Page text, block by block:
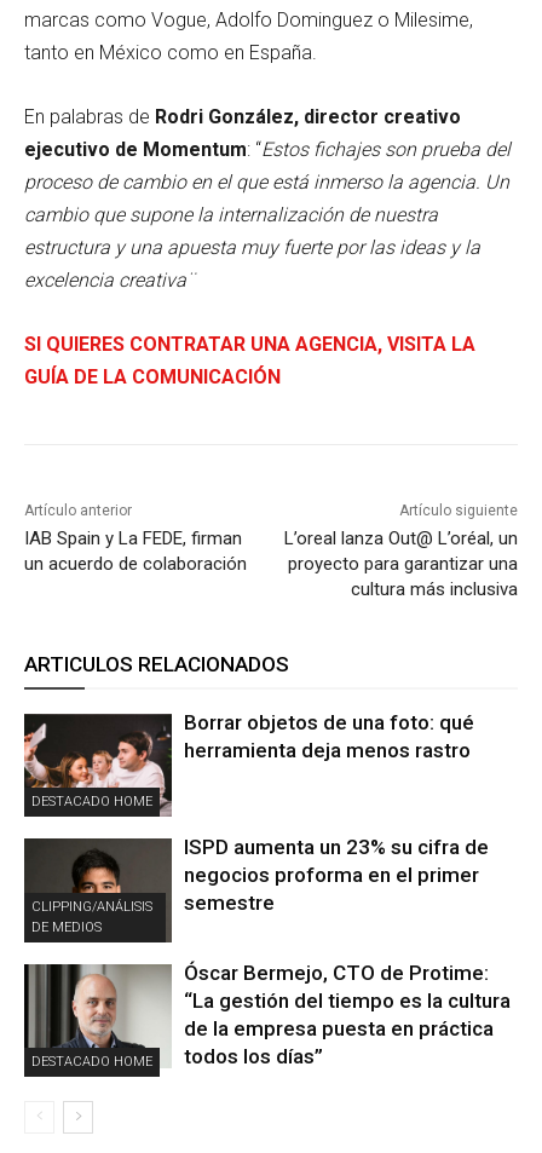
marcas como Vogue, Adolfo Dominguez o Milesime,
tanto en México como en España.
En palabras de Rodri González, director creativo
ejecutivo de Momentum: “Estos fichajes son prueba del
proceso de cambio en el que está inmerso la agencia. Un
cambio que supone la internalización de nuestra
estructura y una apuesta muy fuerte por las ideas y la
excelencia creativa¨
SI QUIERES CONTRATAR UNA AGENCIA, VISITA LA
GUÍA DE LA COMUNICACIÓN
Artículo anterior
IAB Spain y La FEDE, firman
un acuerdo de colaboración
Artículo siguiente
L’oreal lanza Out@ L’oréal, un
proyecto para garantizar una
cultura más inclusiva
ARTICULOS RELACIONADOS
DESTACADO HOME
Borrar objetos de una foto: qué
herramienta deja menos rastro
CLIPPING/ANÁLISIS
DE MEDIOS
ISPD aumenta un 23% su cifra de
negocios proforma en el primer
semestre
DESTACADO HOME
Óscar Bermejo, CTO de Protime:
“La gestión del tiempo es la cultura
de la empresa puesta en práctica
todos los días”